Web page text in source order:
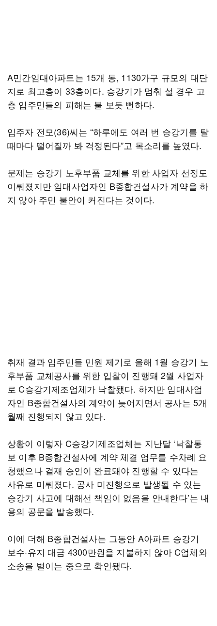
A민간임대아파트는 15개 동, 1130가구 규모의 대단
지로 최고층이 33층이다. 승강기가 멈춰 설 경우 고
층 입주민들의 피해는 불 보듯 뻔하다.
입주자 전모(36)씨는 “하루에도 여러 번 승강기를 탈
때마다 떨어질까 봐 걱정된다”고 목소리를 높였다.
문제는 승강기 노후부품 교체를 위한 사업자 선정도
이뤄졌지만 임대사업자인 B종합건설사가 계약을 하
지 않아 주민 불안이 커진다는 것이다.
취재 결과 입주민들 민원 제기로 올해 1월 승강기 노
후부품 교체공사를 위한 입찰이 진행돼 2월 사업자
로 C승강기제조업체가 낙찰됐다. 하지만 임대사업
자인 B종합건설사의 계약이 늦어지면서 공사는 5개
월째 진행되지 않고 있다.
상황이 이렇자 C승강기제조업체는 지난달 ‘낙찰통
보 이후 B종합건설사에 계약 체결 업무를 수차례 요
청했으나 결재 승인이 완료돼야 진행할 수 있다는
사유로 미뤄졌다. 공사 미진행으로 발생될 수 있는
승강기 사고에 대해선 책임이 없음을 안내한다’는 내
용의 공문을 발송했다.
이에 더해 B종합건설사는 그동안 A아파트 승강기
보수·유지 대금 4300만원을 지불하지 않아 C업체와
소송을 벌이는 중으로 확인됐다.